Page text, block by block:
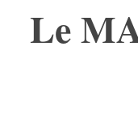
Le